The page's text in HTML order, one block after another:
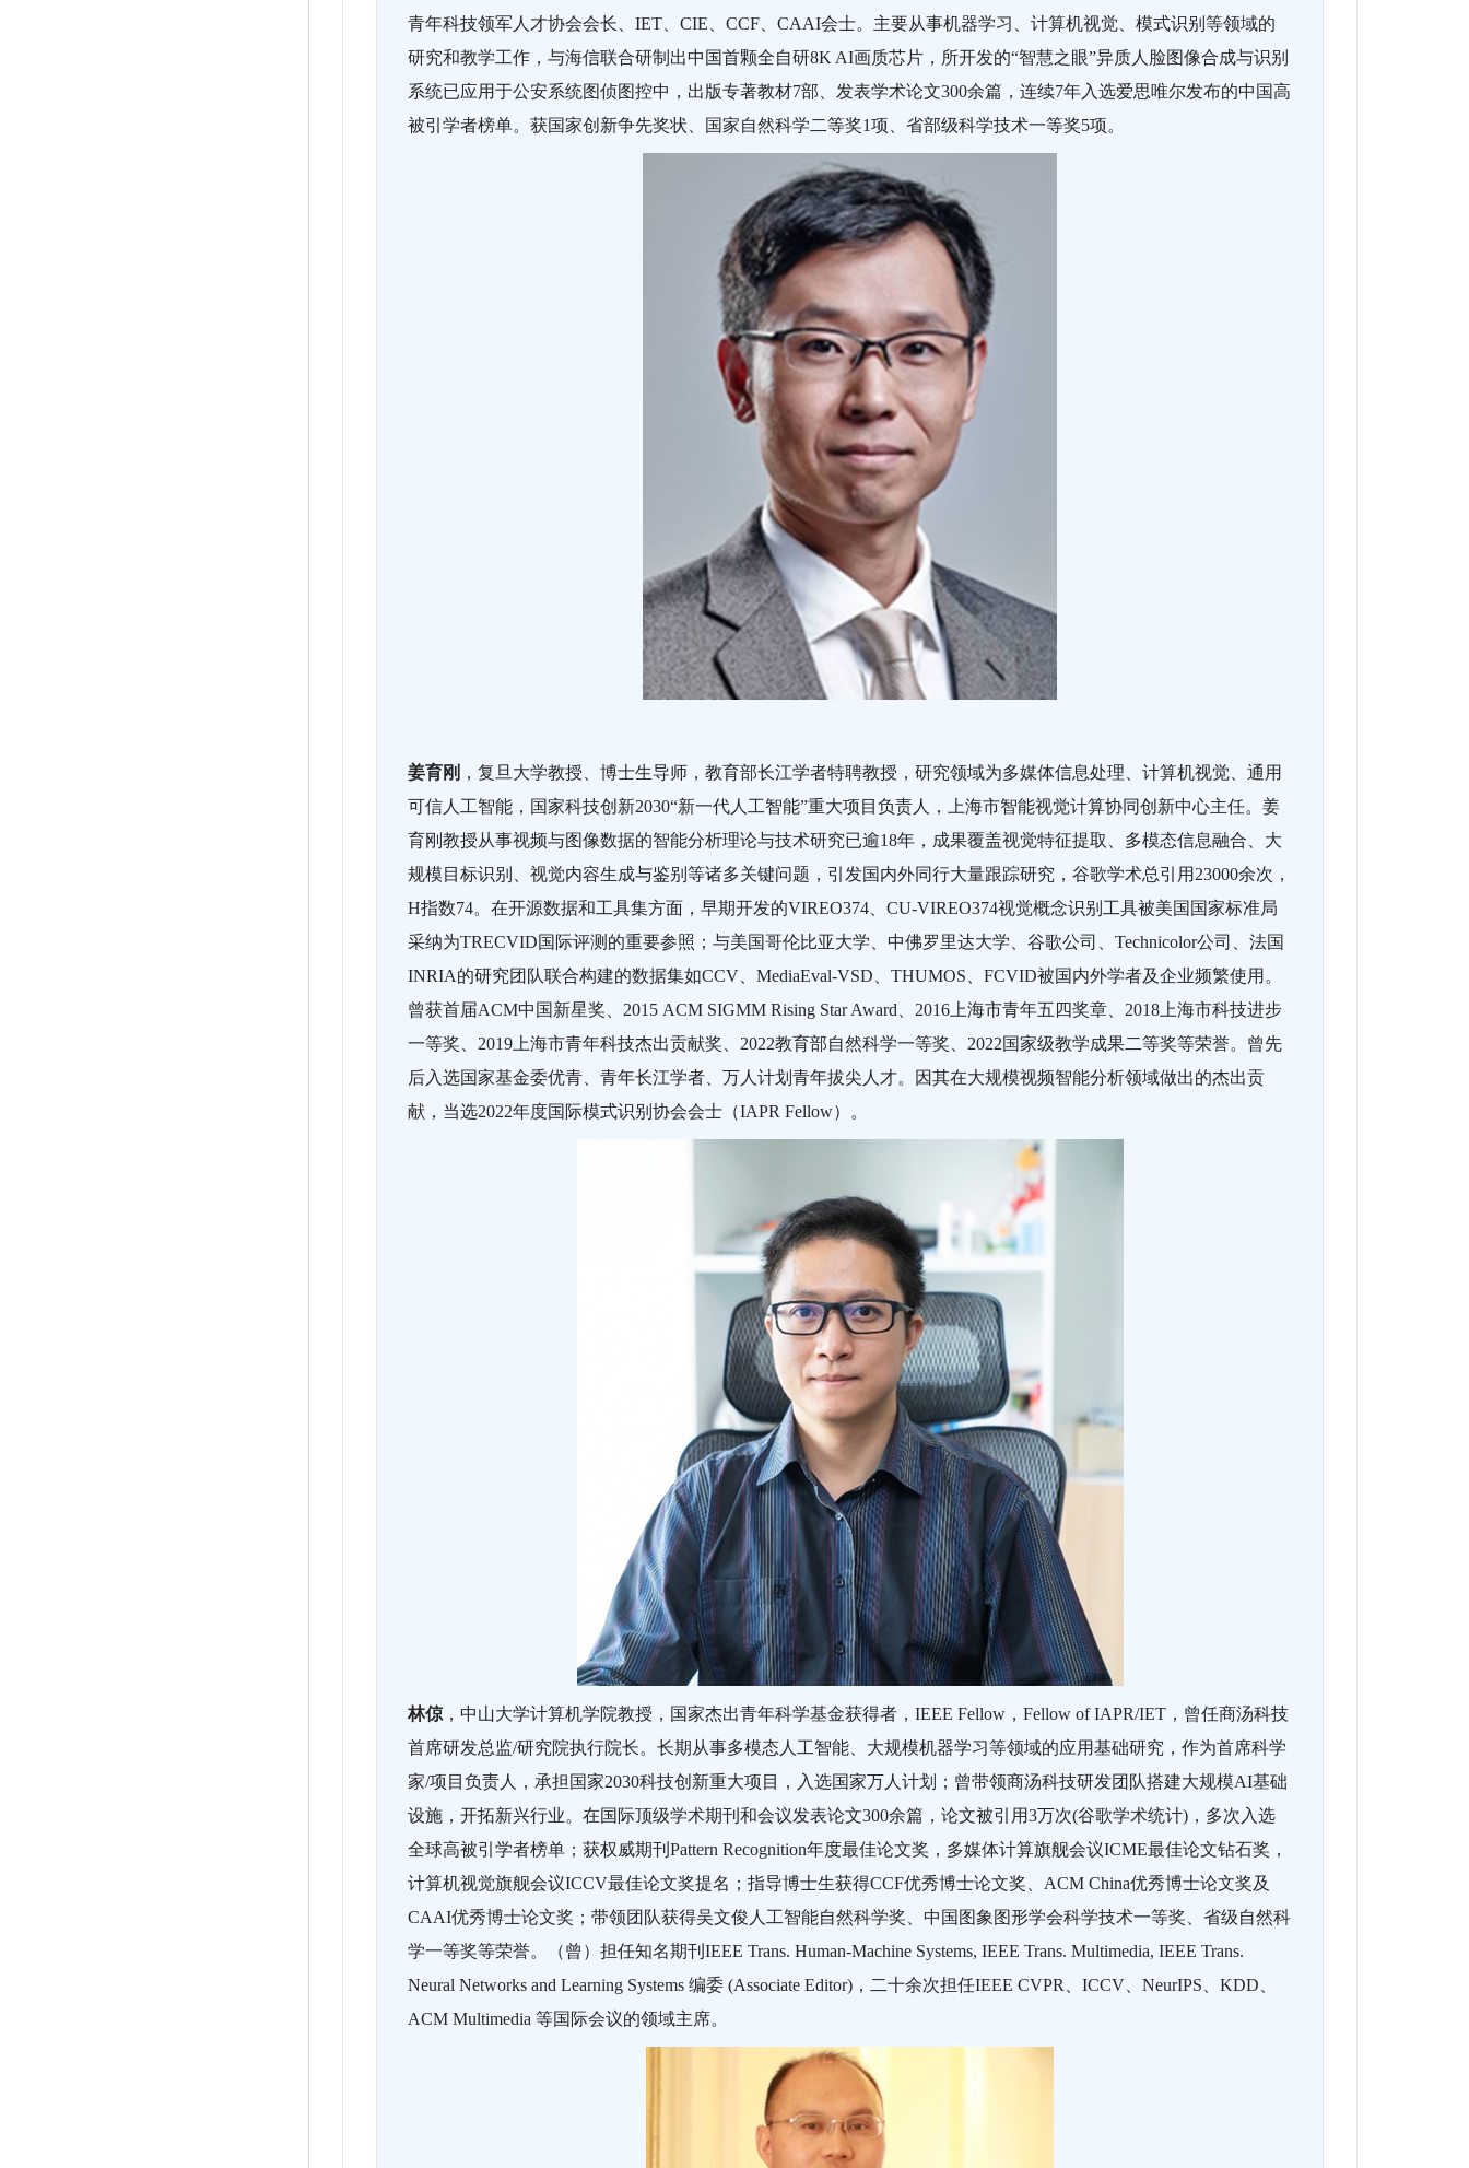
青年科技领军人才协会会长、IET、CIE、CCF、CAAI会士。主要从事机器学习、计算机视觉、模式识别等领域的
研究和教学工作，与海信联合研制出中国首颗全自研8K AI画质芯片，所开发的“智慧之眼”异质人脸图像合成与识别
系统已应用于公安系统图侦图控中，出版专著教材7部、发表学术论文300余篇，连续7年入选爱思唯尔发布的中国高
被引学者榜单。获国家创新争先奖状、国家自然科学二等奖1项、省部级科学技术一等奖5项。
姜育刚 ，复旦大学教授、博士生导师，教育部长江学者特聘教授，研究领域为多媒体信息处理、计算机视觉、通用
可信人工智能，国家科技创新2030“新一代人工智能”重大项目负责人，上海市智能视觉计算协同创新中心主任。姜
育刚教授从事视频与图像数据的智能分析理论与技术研究已逾18年，成果覆盖视觉特征提取、多模态信息融合、大
规模目标识别、视觉内容生成与鉴别等诸多关键问题，引发国内外同行大量跟踪研究，谷歌学术总引用23000余次，
H指数74。在开源数据和工具集方面，早期开发的VIREO374、CU-VIREO374视觉概念识别工具被美国国家标准局
采纳为TRECVID国际评测的重要参照；与美国哥伦比亚大学、中佛罗里达大学、谷歌公司、Technicolor公司、法国
INRIA的研究团队联合构建的数据集如CCV、MediaEval-VSD、THUMOS、FCVID被国内外学者及企业频繁使用。
曾获首届ACM中国新星奖、2015 ACM SIGMM Rising Star Award、2016上海市青年五四奖章、2018上海市科技进步
一等奖、2019上海市青年科技杰出贡献奖、2022教育部自然科学一等奖、2022国家级教学成果二等奖等荣誉。曾先
后入选国家基金委优青、青年长江学者、万人计划青年拔尖人才。因其在大规模视频智能分析领域做出的杰出贡
献，当选2022年度国际模式识别协会会士（IAPR Fellow）。
林倞，中山大学计算机学院教授，国家杰出青年科学基金获得者，IEEE Fellow，Fellow of IAPR/IET，曾任商汤科技
首席研发总监/研究院执行院长。长期从事多模态人工智能、大规模机器学习等领域的应用基础研究，作为首席科学
家/项目负责人，承担国家2030科技创新重大项目，入选国家万人计划；曾带领商汤科技研发团队搭建大规模AI基础
设施，开拓新兴行业。在国际顶级学术期刊和会议发表论文300余篇，论文被引用3万次(谷歌学术统计)，多次入选
全球高被引学者榜单；获权威期刊Pattern Recognition年度最佳论文奖，多媒体计算旗舰会议ICME最佳论文钻石奖，
计算机视觉旗舰会议ICCV最佳论文奖提名；指导博士生获得CCF优秀博士论文奖、ACM China优秀博士论文奖及
CAAI优秀博士论文奖；带领团队获得吴文俊人工智能自然科学奖、中国图象图形学会科学技术一等奖、省级自然科
学一等奖等荣誉。（曾）担任知名期刊IEEE Trans. Human-Machine Systems, IEEE Trans. Multimedia, IEEE Trans.
Neural Networks and Learning Systems 编委 (Associate Editor)，二十余次担任IEEE CVPR、ICCV、NeurIPS、KDD、
ACM Multimedia 等国际会议的领域主席。